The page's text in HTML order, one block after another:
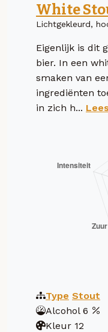
White
Lichtgekleurd,
Eigenlijk is dit
bier. In een
smaken van
ingrediënten
in zich h...
Type Stout
Alcohol 6
Kleur 12